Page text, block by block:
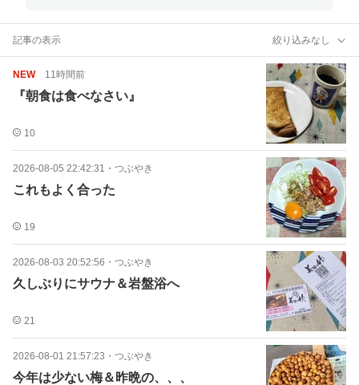
記事の表示 絞り込みなし
NEW 11時間前
『朝食は食べなさい』
10
2026-08-05 22:42:31 ・ つぶやき
これもよく合った
19
2026-08-03 20:52:56 ・ つぶやき
久しぶりにサウナ＆岩盤浴へ
21
2026-08-01 21:57:23 ・ つぶやき
今年は少ない梅＆昨晩の、、、